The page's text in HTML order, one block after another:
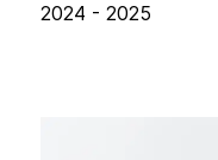
2024 - 2025